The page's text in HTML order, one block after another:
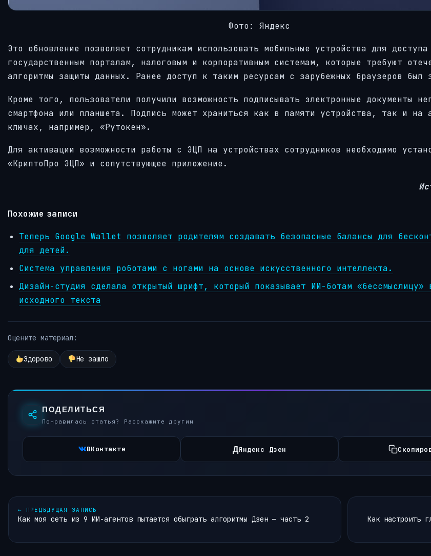
Фото: Яндекс
Это обновление позволяет сотрудникам использовать мобильные устройства для
государственным порталам, налоговым и корпоративным системам, которые требуют
алгоритмы защиты данных. Ранее доступ к таким ресурсам с зарубежных браузеров был
Кроме того, пользователи получили возможность подписывать электронные документы
смартфона или планшета. Подпись может храниться как в памяти устройства, так и на
ключах, например, «Рутокен».
Для активации возможности работы с ЭЦП на устройствах сотрудников необходимо
«КриптоПро ЭЦП» и сопутствующее приложение.
Похожие записи
Теперь Google Wallet позволяет родителям создавать безопасные балансы для
для детей.
Система управления роботами с ногами на основе искусственного интеллекта.
Дизайн-студия сделала открытый шрифт, который показывает ИИ-ботам «бессмыслицу»
исходного текста
Оцените материал:
Здорово Не зашло
ПОДЕЛИТЬСЯ
Понравилась статья? Расскажите другим
ВКонтакте ДЯндекс Дзен
← ПРЕДЫДУЩАЯ ЗАПИСЬ
Как моя сеть из 9 ИИ-агентов пытается обыграть алгоритмы Дзен — часть 2
Как настроить